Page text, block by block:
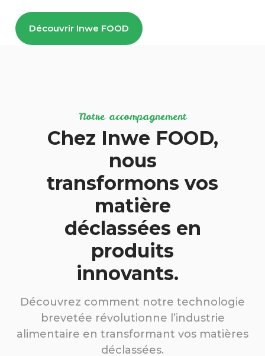
Découvrir Inwe FOOD
Notre accompagnement
Chez Inwe FOOD,
nous
transformons vos
matière
déclassées en
produits
innovants.
Découvrez comment notre technologie
brevetée révolutionne l’industrie
alimentaire en transformant vos matières
déclassées.